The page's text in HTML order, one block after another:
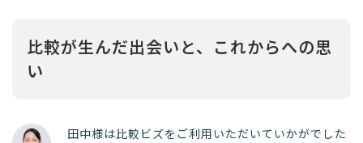
比較が生んだ出会いと、これからへの思
い
田中様は比較ビズをご利用いただいていかがでした